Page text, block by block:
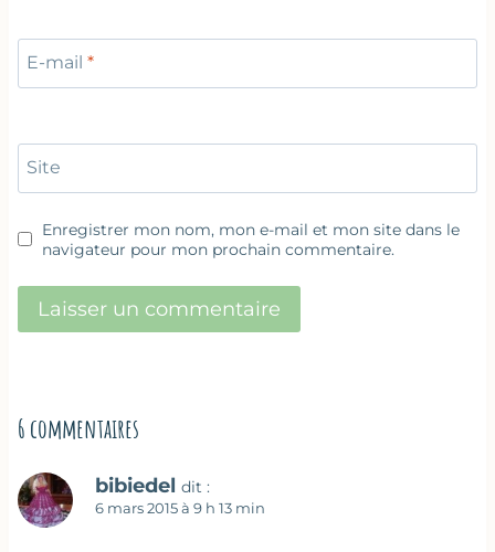
E-mail *
Site
Enregistrer mon nom, mon e-mail et mon site dans le
navigateur pour mon prochain commentaire.
6 commentaires
bibiedel dit :
6 mars 2015 à 9 h 13 min